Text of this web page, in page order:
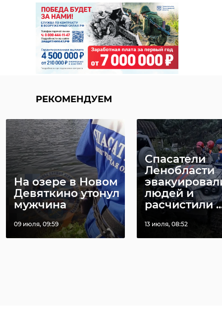
РЕКОМЕНДУЕМ
На озере в Новом
Девяткино утонул
мужчина
09 июля, 09:59
Спасатели
Ленобласти
людей и
расчистили
13 июля, 08:52